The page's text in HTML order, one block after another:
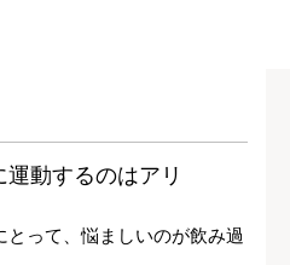
動するのはアリ
って、悩ましいのが飲み過